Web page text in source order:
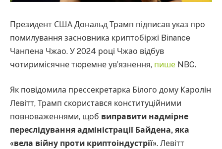
Президент США Дональд Трамп підписав указ про
помилування засновника криптобіржі Binance
Чанпена Чжао. У 2024 році Чжао відбув
чотиримісячне тюремне ув’язнення, пише NBC.
Як повідомила прессекретарка Білого дому Каролін
Левітт, Трамп скористався конституційними
повноваженнями, щоб виправити надмірне
переслідування адміністрації Байдена, яка
«вела війну проти криптоіндустрії». Левітт